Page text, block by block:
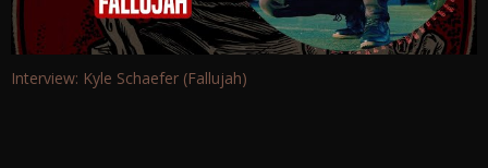
Interview: Kyle Schaefer (Fallujah)